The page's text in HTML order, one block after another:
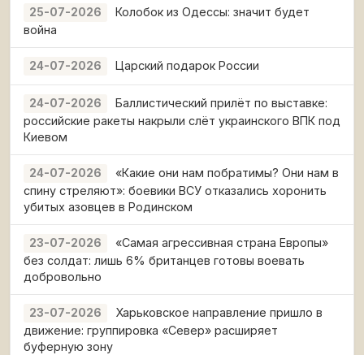
25-07-2026
Колобок из Одессы: значит будет
война
24-07-2026 Царский подарок России
24-07-2026
Баллистический прилёт по выставке:
российские ракеты накрыли слёт украинского ВПК под
Киевом
24-07-2026
«Какие они нам побратимы? Они нам в
спину стреляют»: боевики ВСУ отказались хоронить
убитых азовцев в Родинском
23-07-2026
«Самая агрессивная страна Европы»
без солдат: лишь 6% британцев готовы воевать
добровольно
23-07-2026
Харьковское направление пришло в
движение: группировка «Север» расширяет
буферную зону